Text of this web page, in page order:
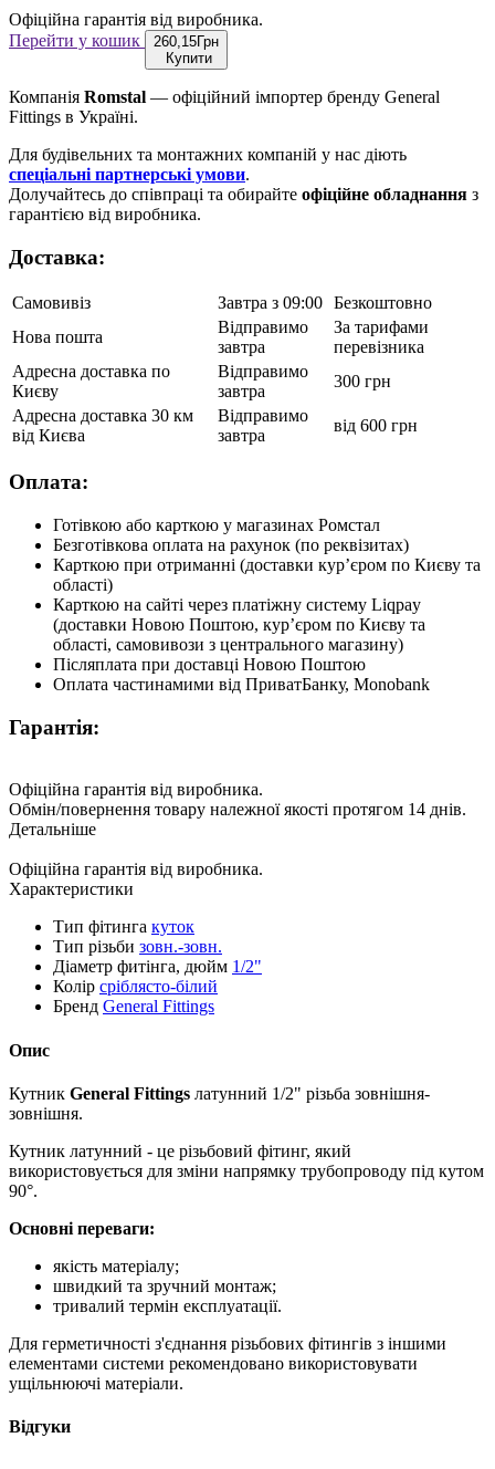
Офіційна гарантія від виробника.
Перейти у кошик
260,15Грн
Купити
Компанія Romstal — офіційний імпортер бренду General
Fittings в Україні.
Для будівельних та монтажних компаній у нас діють
спеціальні партнерські умови.
Долучайтесь до співпраці та обирайте офіційне обладнання з
гарантією від виробника.
Доставка:
Самовивіз Завтра з 09:00 Безкоштовно
Нова пошта
Відправимо
завтра
За тарифами
перевізника
Адресна доставка по
Києву
Відправимо
завтра
300 грн
Адресна доставка 30 км
від Києва
Відправимо
завтра
від 600 грн
Оплата:
Готівкою або карткою у магазинах Ромстал
Безготівкова оплата на рахунок (по реквізитах)
Карткою при отриманні (доставки курʼєром по Києву та
області)
Карткою на сайті через платіжну систему Liqpay
(доставки Новою Поштою, курʼєром по Києву та
області, самовивози з центрального магазину)
Післяплата при доставці Новою Поштою
Оплата частинамими від ПриватБанку, Monobank
Гарантія:
Офіційна гарантія від виробника.
Обмін/повернення товару належної якості протягом 14 днів.
Детальніше
Офіційна гарантія від виробника.
Характеристики
Тип фітинга куток
Тип різьби зовн.-зовн.
Діаметр фитінга, дюйм 1/2"
Колір сріблясто-білий
Бренд General Fittings
Опис
Кутник General Fittings латунний 1/2" різьба зовнішня-
зовнішня.
Кутник латунний - це різьбовий фітинг, який
використовується для зміни напрямку трубопроводу під кутом
90°.
Основні переваги:
якість матеріалу;
швидкий та зручний монтаж;
тривалий термін експлуатації.
Для герметичності з'єднання різьбових фітингів з іншими
елементами системи рекомендовано використовувати
ущільнюючі матеріали.
Відгуки